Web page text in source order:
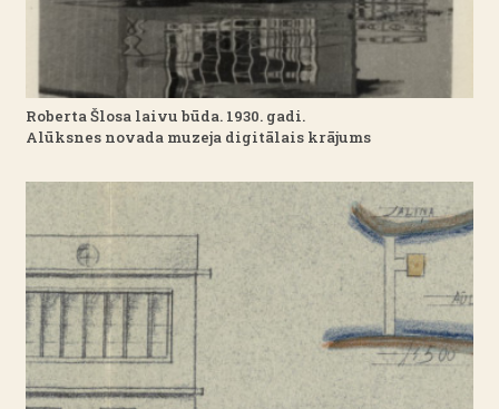
Roberta Šlosa laivu būda. 1930. gadi.
Alūksnes novada muzeja digitālais krājums